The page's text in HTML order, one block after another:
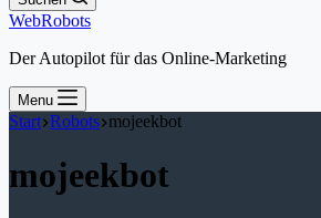
WebRobots
Der Autopilot für das Online-Marketing
Menu
Start Robots mojeekbot
mojeekbot